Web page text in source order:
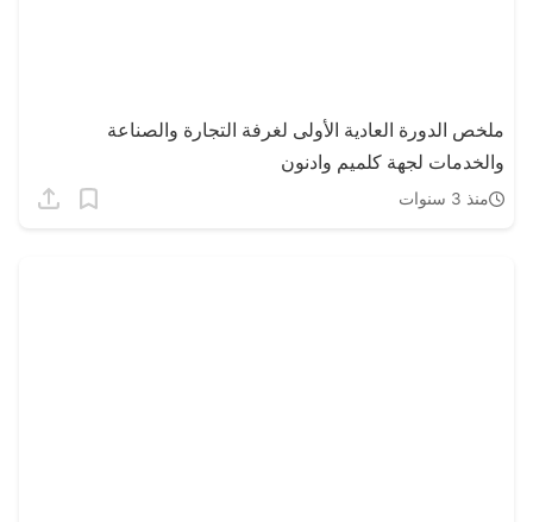
ملخص الدورة العادية الأولى لغرفة التجارة والصناعة
والخدمات لجهة كلميم وادنون
منذ 3 سنوات